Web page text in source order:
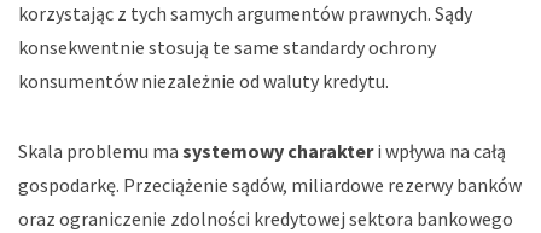
korzystając z tych samych argumentów prawnych. Sądy
konsekwentnie stosują te same standardy ochrony
konsumentów niezależnie od waluty kredytu.
Skala problemu ma systemowy charakteri wpływa na całą
gospodarkę. Przeciążenie sądów, miliardowe rezerwy banków
oraz ograniczenie zdolności kredytowej sektora bankowego